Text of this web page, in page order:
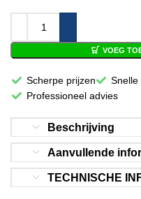
werkdag in huis!
VOEG
Scherpe prijzen Snelle
Professioneel advies
Beschrijving
Aanvullende
TECHNISCHE